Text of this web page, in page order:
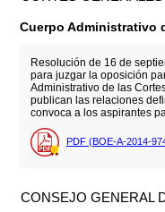
Cuerpo Administrativo
Resolución de 16 de
para juzgar la oposición
Administrativo de las
publican las relaciones
convoca a los aspirantes
PDF (BOE-A-2014-
CONSEJO GENERAL